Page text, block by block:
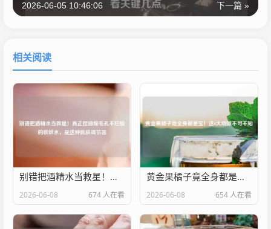
下一篇 »
2026-06-05 10:46:06
相关阅读
别错把酒精水当救星！真正控油缩毛孔不烂脸的收敛水，是这种肌肤调节器
2026-06-08 674 人在看
黄金果橘子竟全身都是宝！这6大功效不可不知
2026-06-08 654 人在看